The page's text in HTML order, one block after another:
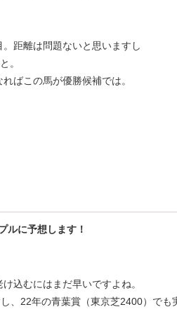
距離は問題ないと思いますし
。
ばこの馬が優勝候補では。
ルに予想します！
込むにはまだ早いですよね。
、22年の青葉賞（東京芝2400）でも